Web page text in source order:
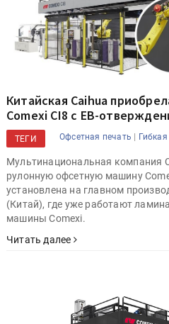
Китайская Caihua
Comexi CI8 с EB-
ТЕГИ Офсетная печать |
Мультинациональная компания
рулонную офсетную машину
установлена на главном
(Китай), где уже работают
машины Comexi.
Читать далее